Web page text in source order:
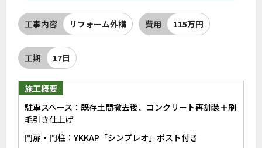
工事内容 リフォーム外構 費用 115万円
工期 17日
施工概要
駐車スペース：既存土間撤去後、コンクリート再舗装＋刷
毛引き仕上げ
門扉・門柱：YKKAP「シンプレオ」ポスト付き